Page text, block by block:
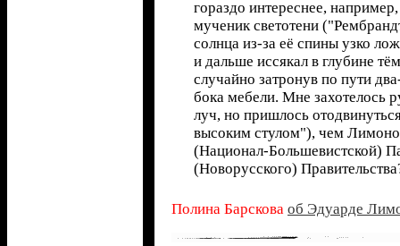
гораздо интереснее,
мученик светотени
солнца из-за её спины узко
и дальше иссякал в глубине
случайно затронув по пути
бока мебели. Мне захотелось
луч, но пришлось
высоким стулом"), чем
(Национал-Большевистской)
(Новорусского)
Полина Барскова об Эдуарде